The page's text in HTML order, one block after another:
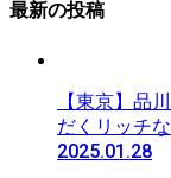
最新の投稿
【東京】品
だくリッチ
2025.01.28